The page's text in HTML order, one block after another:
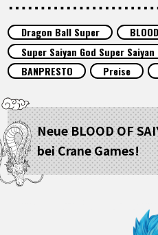
SPECIALS
INFOS
LANGUAGE
JP
EN FR
Dragon Ball Super
Super Saiyan God Super Saiyan
BANPRESTO
Preise
Neue BLOOD OF
bei Crane Games!